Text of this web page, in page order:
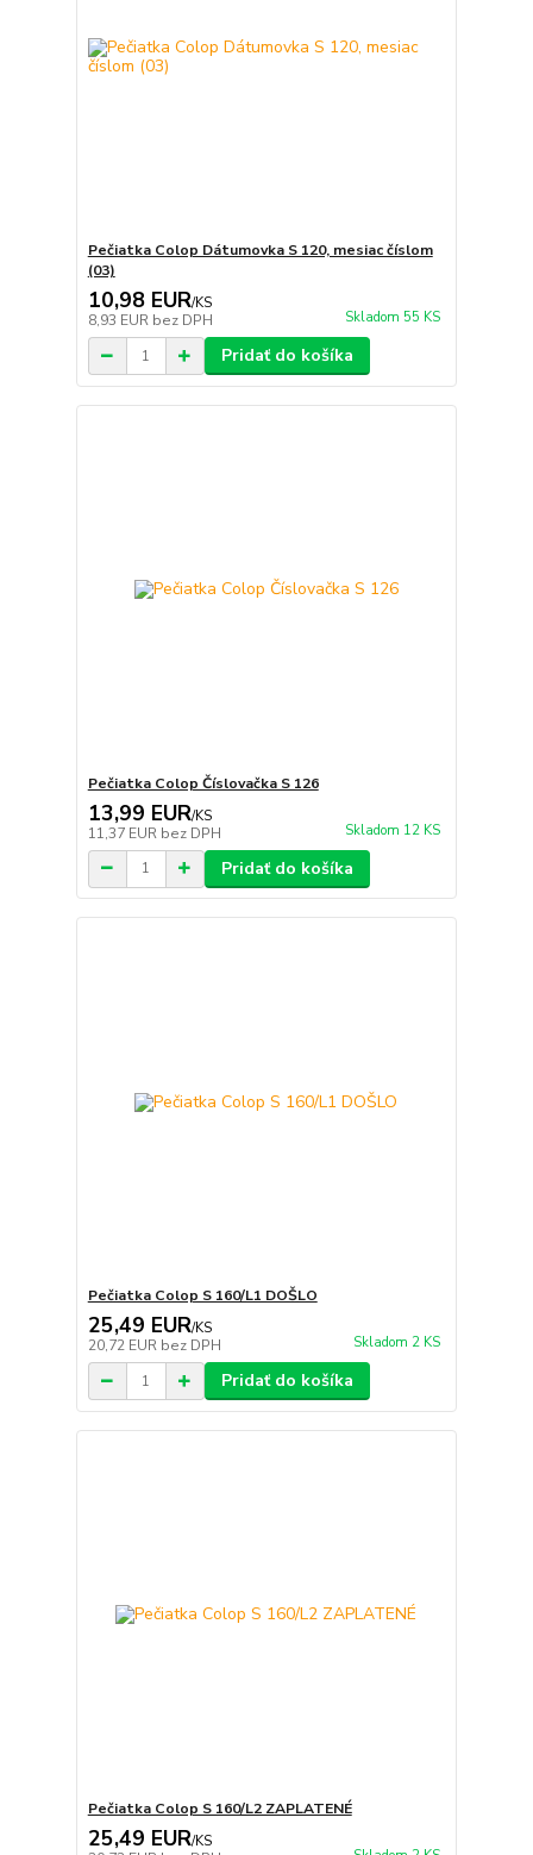
Pečiatka Colop Dátumovka S 120, mesiac číslom
(03)
10,98 EUR/KS
8,93 EUR bez DPH Skladom 55 KS
Pridať do košíka
Pečiatka Colop Číslovačka S 126
13,99 EUR/KS
11,37 EUR bez DPH Skladom 12 KS
Pridať do košíka
Pečiatka Colop S 160/L1 DOŠLO
25,49 EUR/KS
20,72 EUR bez DPH Skladom 2 KS
Pridať do košíka
Pečiatka Colop S 160/L2 ZAPLATENÉ
25,49 EUR/KS